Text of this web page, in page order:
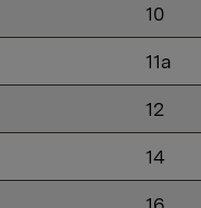
10
11a
12
14